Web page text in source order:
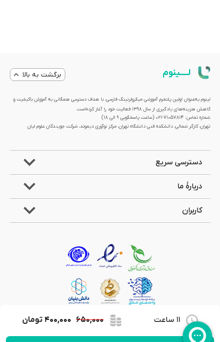
11 ساعت ۶۵۰,۰۰۰ ۴۰۰,۰۰۰ تومان
لــــینوم برگشت به بالا
لینوم به‌عنوان اولین پلتفرم آموزشی میکرولرنینگ فارسی، با هدف دسترسی همگانی به آموزش باکیفیت و
کاهش هزینه‌های یادگیری از سال 1398 فعالیت خود را آغاز کرده‌است.
شماره تماس: 71057814-021 (ساعت پاسخگویی ۹ الی ۱۸)
تهران، کارگر شمالی، دانشکده فنی دانشگاه تهران، مرکز نوآوری دیموند، شرکت جویندگان علوم لیان
دسترسی سریع
دربارۀ ما
کاربران